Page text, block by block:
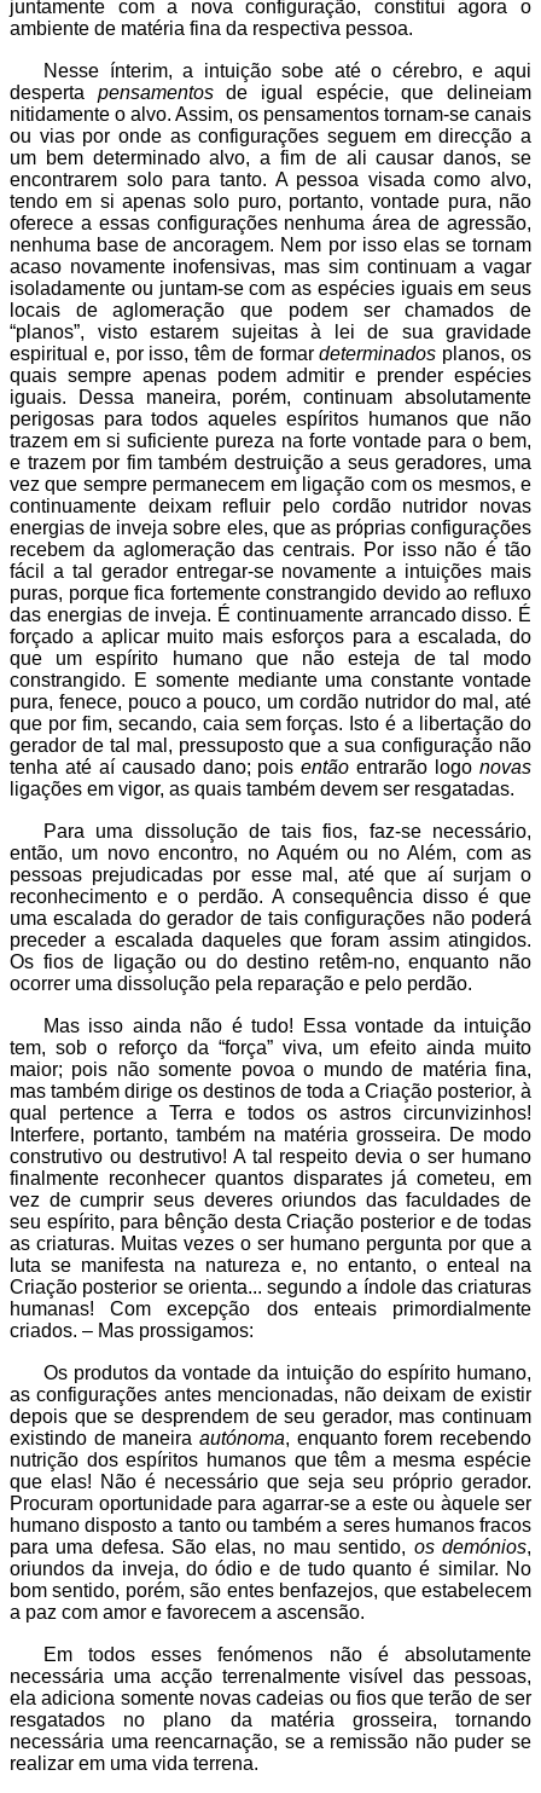
juntamente com a nova configuração, constitui agora o
ambiente de matéria fina da respectiva pessoa.
Nesse ínterim, a intuição sobe até o cérebro, e aqui
desperta pensamentosde igual espécie, que delineiam
nitidamente o alvo. Assim, os pensamentos tornam-se canais
ou vias por onde as configurações seguem em direcção a
um bem determinado alvo, a fim de ali causar danos, se
encontrarem solo para tanto. A pessoa visada como alvo,
tendo em si apenas solo puro, portanto, vontade pura, não
oferece a essas configurações nenhuma área de agressão,
nenhuma base de ancoragem. Nem por isso elas se tornam
acaso novamente inofensivas, mas sim continuam a vagar
isoladamente ou juntam-se com as espécies iguais em seus
locais de aglomeração que podem ser chamados de
“planos”, visto estarem sujeitas à lei de sua gravidade
espiritual e, por isso, têm de formardeterminados planos, os
quais sempre apenas podem admitir e prender espécies
iguais. Dessa maneira, porém, continuam absolutamente
perigosas para todos aqueles espíritos humanos que não
trazem em si suficiente pureza na forte vontade para o bem,
e trazem por fim também destruição a seus geradores, uma
vez que sempre permanecem em ligação com os mesmos, e
continuamente deixam refluir pelo cordão nutridor novas
energias de inveja sobre eles, que as próprias configurações
recebem da aglomeração das centrais. Por isso não é tão
fácil a tal gerador entregar-se novamente a intuições mais
puras, porque fica fortemente constrangido devido ao refluxo
das energias de inveja. É continuamente arrancado disso. É
forçado a aplicar muito mais esforços para a escalada, do
que um espírito humano que não esteja de tal modo
constrangido. E somente mediante uma constante vontade
pura, fenece, pouco a pouco, um cordão nutridor do mal, até
que por fim, secando, caia sem forças. Isto é a libertação do
gerador de tal mal, pressuposto que a sua configuração não
tenha até aí causado dano; poisentãoentrarão logonovas
ligações em vigor, as quais também devem ser resgatadas.
Para uma dissolução de tais fios, faz-se necessário,
então, um novo encontro, no Aquém ou no Além, com as
pessoas prejudicadas por esse mal, até que aí surjam o
reconhecimento e o perdão. A consequência disso é que
uma escalada do gerador de tais configurações não poderá
preceder a escalada daqueles que foram assim atingidos.
Os fios de ligação ou do destino retêm-no, enquanto não
ocorrer uma dissolução pela reparação e pelo perdão.
Mas isso ainda não é tudo! Essa vontade da intuição
tem, sob o reforço da “força” viva, um efeito ainda muito
maior; pois não somente povoa o mundo de matéria fina,
mas também dirige os destinos de toda a Criação posterior, à
qual pertence a Terra e todos os astros circunvizinhos!
Interfere, portanto, também na matéria grosseira. De modo
construtivo ou destrutivo! A tal respeito devia o ser humano
finalmente reconhecer quantos disparates já cometeu, em
vez de cumprir seus deveres oriundos das faculdades de
seu espírito, para bênção desta Criação posterior e de todas
as criaturas. Muitas vezes o ser humano pergunta por que a
luta se manifesta na natureza e, no entanto, o enteal na
Criação posterior se orienta... segundo a índole das criaturas
humanas! Com excepção dos enteais primordialmente
criados. – Mas prossigamos:
Os produtos da vontade da intuição do espírito humano,
as configurações antes mencionadas, não deixam de existir
depois que se desprendem de seu gerador, mas continuam
existindo de maneira autónoma, enquanto forem recebendo
nutrição dos espíritos humanos que têm a mesma espécie
que elas! Não é necessário que seja seu próprio gerador.
Procuram oportunidade para agarrar-se a este ou àquele ser
humano disposto a tanto ou também a seres humanos fracos
para uma defesa. São elas, no mau sentido, os demónios,
oriundos da inveja, do ódio e de tudo quanto é similar. No
bom sentido, porém, são entes benfazejos, que estabelecem
a paz com amor e favorecem a ascensão.
Em todos esses fenómenos não é absolutamente
necessária uma acção terrenalmente visível das pessoas,
ela adiciona somente novas cadeias ou fios que terão de ser
resgatados no plano da matéria grosseira, tornando
necessária uma reencarnação, se a remissão não puder se
realizar em uma vida terrena.